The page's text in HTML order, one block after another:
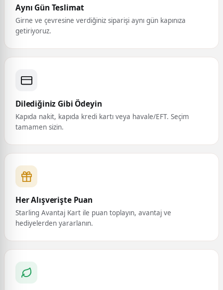
Aynı Gün Teslimat
Girne ve çevresine verdiğiniz siparişi aynı gün kapınıza
getiriyoruz.
Dilediğiniz Gibi Ödeyin
Kapıda nakit, kapıda kredi kartı veya havale/EFT. Seçim
tamamen sizin.
Her Alışverişte Puan
Starling Avantaj Kart ile puan toplayın, avantaj ve
hediyelerden yararlanın.